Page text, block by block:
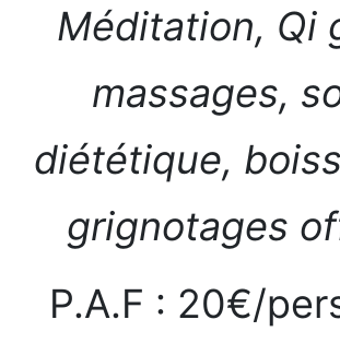
Méditation, Qi
massages,
diététique,
grignotages
P.A.F : 20€/